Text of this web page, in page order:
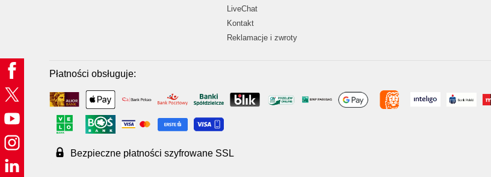
LiveChat
Kontakt
Reklamacje i zwroty
Płatności obsługuje:
Bezpieczne płatności szyfrowane SSL